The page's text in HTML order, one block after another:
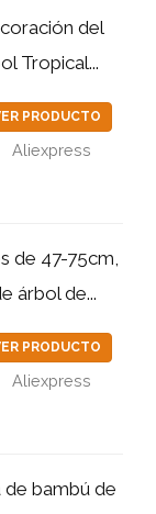
del
Tropical...
PRODUCTO
Aliexpress
de 47-75cm,
árbol de...
PRODUCTO
Aliexpress
de bambú de